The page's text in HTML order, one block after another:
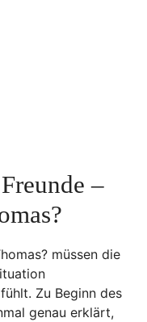
–
müssen die
Zu Beginn des
genau erklärt,